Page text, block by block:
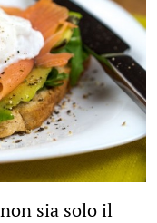
sia solo il